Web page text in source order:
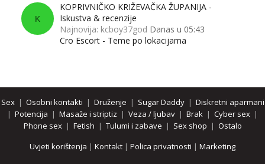
K
KOPRIVNIČKO KRIŽEVAČKA ŽUPANIJA -
Iskustva & recenzije
Najnovija: kcboy37god Danas u 05:43
Cro Escort - Teme po lokacijama
Sex| Osobni kontakti | Druženje | Sugar Daddy| Diskretni aparmani
| Potencija | Masaže i striptiz | Veza / ljubav | Brak | Cyber sex |
Phone sex| Fetish | Tulumi i zabave | Sex shop | Ostalo
Uvjeti korištenja | Kontakt | Polica privatnosti | Marketing